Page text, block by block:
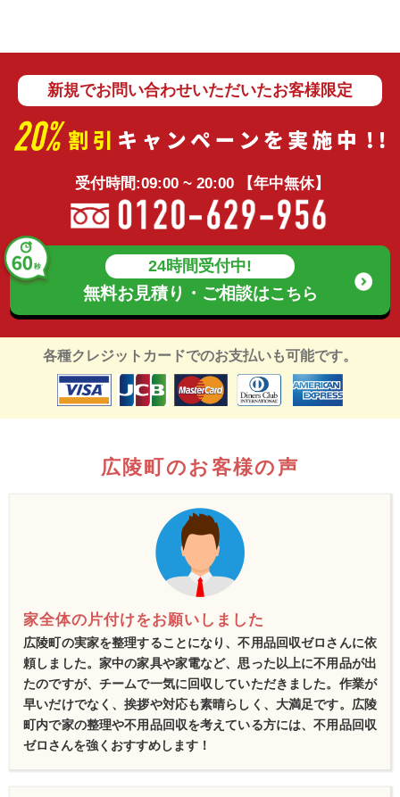
新規でお問い合わせいただいたお客様限定
受付時間:09:00 ~ 20:00 【年中無休】
24時間受付中!
無料お見積り・ご相談はこちら
各種クレジットカードでのお支払いも可能です。
広陵町のお客様の声
家全体の片付けをお願いしました
広陵町の実家を整理することになり、不用品回収ゼロさんに依
頼しました。家中の家具や家電など、思った以上に不用品が出
たのですが、チームで一気に回収していただきました。作業が
早いだけでなく、挨拶や対応も素晴らしく、大満足です。広陵
町内で家の整理や不用品回収を考えている方には、不用品回収
ゼロさんを強くおすすめします！